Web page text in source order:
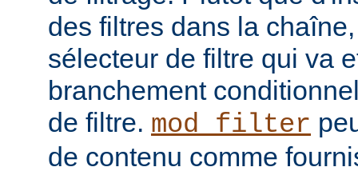
des filtres dans la
sélecteur de filtre qui va
branchement
de filtre. mod_filter
de contenu comme